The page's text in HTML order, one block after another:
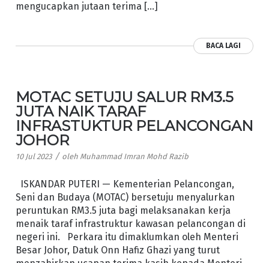
mengucapkan jutaan terima […]
BACA LAGI
MOTAC SETUJU SALUR RM3.5
JUTA NAIK TARAF
INFRASTUKTUR PELANCONGAN
JOHOR
10 Jul 2023 / oleh Muhammad Imran Mohd Razib
ISKANDAR PUTERI — Kementerian Pelancongan,
Seni dan Budaya (MOTAC) bersetuju menyalurkan
peruntukan RM3.5 juta bagi melaksanakan kerja
menaik taraf infrastruktur kawasan pelancongan di
negeri ini. Perkara itu dimaklumkan oleh Menteri
Besar Johor, Datuk Onn Hafiz Ghazi yang turut